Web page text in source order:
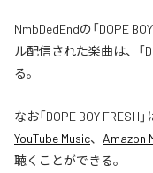
NmbDedEndの「DOPE
ル配信された楽曲は、「
る。
なお「DOPE BOY FRESH 」
YouTube Music、 Amazon
聴くことができる。